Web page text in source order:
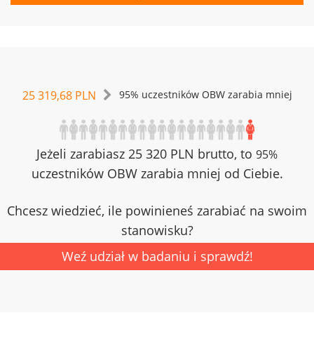
25 319,68 PLN 95% uczestników OBW zarabia mniej
Jeżeli zarabiasz 25 320 PLN brutto, to 95%
uczestników OBW zarabia mniej od Ciebie.
Chcesz wiedzieć, ile powinieneś zarabiać na swoim
stanowisku?
Weź udział w badaniu i sprawdź!